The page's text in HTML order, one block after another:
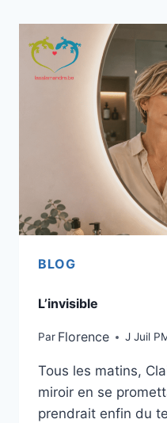
BLOG
L’invisible
Par Florence J Juil
Tous les matins,
miroir en se
prendrait enfin du